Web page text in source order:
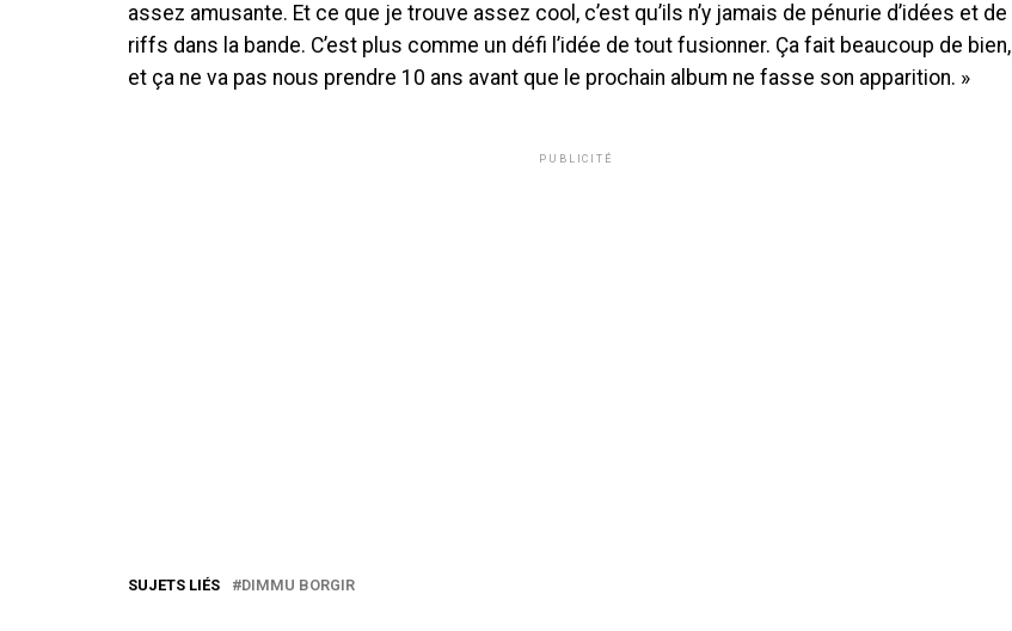
assez amusante. Et ce que je trouve assez cool, c’est qu’ils n’y jamais de pénurie d’idées et de
riffs dans la bande. C’est plus comme un défi l’idée de tout fusionner. Ça fait beaucoup de bien,
et ça ne va pas nous prendre 10 ans avant que le prochain album ne fasse son apparition. »
PUBLICITÉ
SUJETS LIÉS DIMMU BORGIR